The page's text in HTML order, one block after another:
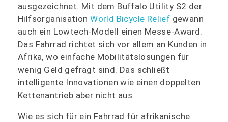
ausgezeichnet. Mit dem Buffalo Utility S2 der
HilfsorganisationWorld Bicycle Relief gewann
auch ein Lowtech-Modell einen Messe-Award.
Das Fahrrad richtet sich vor allem an Kunden in
Afrika, wo einfache Mobilitätslösungen für
wenig Geld gefragt sind. Das schließt
intelligente Innovationen wie einen doppelten
Kettenantrieb aber nicht aus.
Wie es sich für ein Fahrrad für afrikanische